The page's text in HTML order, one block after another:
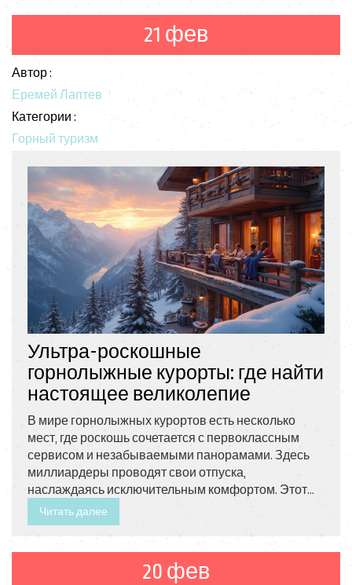
21 фев
Автор :
Еремей Лаптев
Категории :
Горный туризм
Ультра-роскошные
горнолыжные курорты: где найти
настоящее великолепие
В мире горнолыжных курортов есть несколько
мест, где роскошь сочетается с первоклассным
сервисом и незабываемыми панорамами. Здесь
миллиардеры проводят свои отпуска,
наслаждаясь исключительным комфортом. Этот
гайд расскажет о самых впечатляющих лакшери-
курортах, где можно ощутить настоящий шик и
которые помогут вам выбрать идеальное место
Читать далее
20 фев